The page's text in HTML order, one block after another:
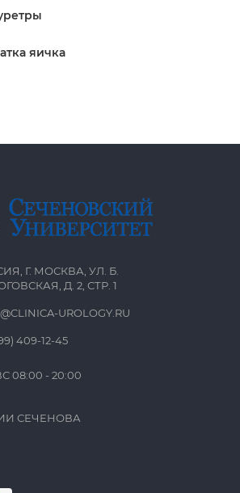
яичка
Г. МОСКВА, УЛ. Б.
Д. 2, СТР. 1
UROLOGY.RU
409-12-45
08:00 - 20:00
СЕЧЕНОВА